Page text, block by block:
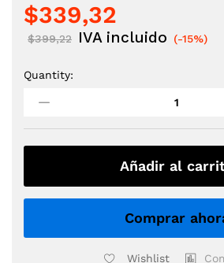
$339,32
$399,22 IVA incluido (-15%)
AMPLIFICADOR
AMPEG
RB-
BAJO
Quantity:
Añadir al
Comprar
Wishlist